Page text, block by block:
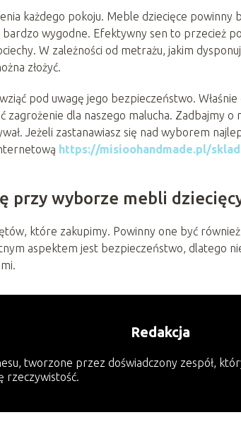
każdego pokoju. Meble dziecięce powinny
wygodne. Efektywny sen to przecież
W zależności od metrażu, jakim
złożyć.
pod uwagę jego bezpieczeństwo.
dla naszego malucha. Zadbajmy o
Jeżeli zastanawiasz się nad wyborem
https://misioohandmade.pl/
przy wyborze mebli
które zakupimy. Powinny one być
aspektem jest bezpieczeństwo, dlatego
Redakcja
tworzone przez doświadczony zespół,
rzeczywistość.